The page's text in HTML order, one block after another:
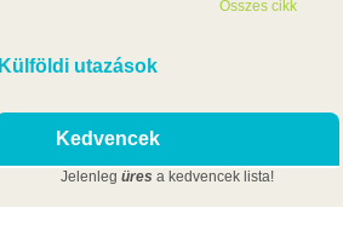
Összes cikk
Külföldi utazások
Kedvencek
Jelenleg üres a kedvencek lista!